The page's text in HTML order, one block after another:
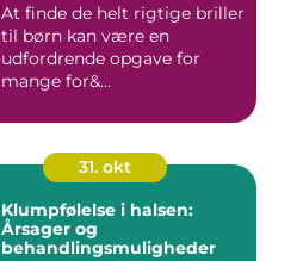
At finde de helt rigtige briller
til børn kan være en
udfordrende opgave for
mange for&...
31. okt
Klumpfølelse i halsen:
Årsager og
behandlingsmuligheder